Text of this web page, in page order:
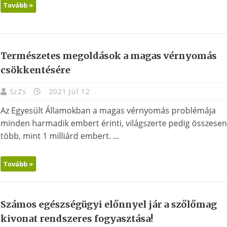
Tovább »
Természetes megoldások a magas vérnyomás
csökkentésére
SzZs 2021 Júl 12
Az Egyesült Államokban a magas vérnyomás problémája
minden harmadik embert érinti, világszerte pedig összesen
több, mint 1 milliárd embert. ...
Tovább »
Számos egészségügyi előnnyel jár a szőlőmag
kivonat rendszeres fogyasztása!